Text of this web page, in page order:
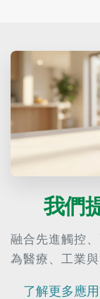
我們
融合先進觸控
為醫療、工業
了解更多應